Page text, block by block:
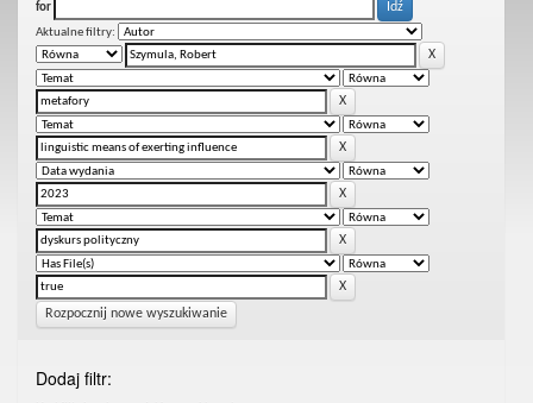
for
Aktualne filtry:
Rozpocznij nowe wyszukiwanie
Dodaj filtr: